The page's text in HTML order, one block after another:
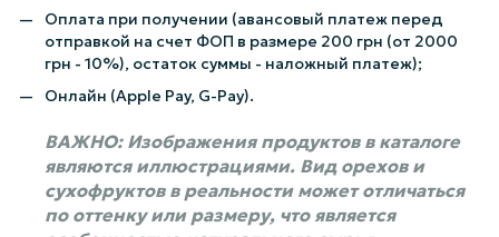
Оплата при получении (авансовый платеж перед
отправкой на счет ФОП в размере 200 грн (от 2000
грн - 10%), остаток суммы - наложный платеж);
Онлайн (Apple Pay, G-Pay).
ВАЖНО: Изображения продуктов в каталоге
являются иллюстрациями. Вид орехов и
сухофруктов в реальности может отличаться
по оттенку или размеру, что является